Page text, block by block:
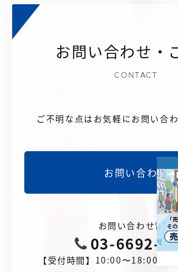
お問い合わせ・
CONTACT
ご不明な点はお気軽にお問い合わ
お問い合わせ
お問い合わせ電話
03-6692-
【受付時間】10:00〜18:00（